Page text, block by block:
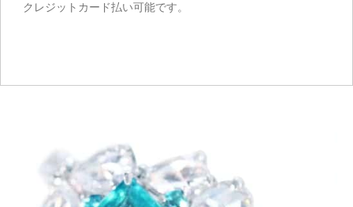
クレジットカード払い可能です。